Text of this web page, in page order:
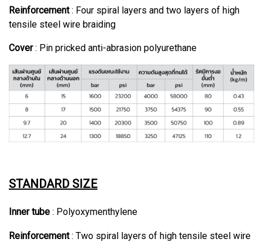
Reinforcement: Four spiral layers and two layers of high
tensile steel wire braiding
Cover: Pin pricked anti-abrasion polyurethane
STANDARD SIZE
Inner tube : Polyoxymenthylene
Reinforcement: Two spiral layers of high tensile steel wire